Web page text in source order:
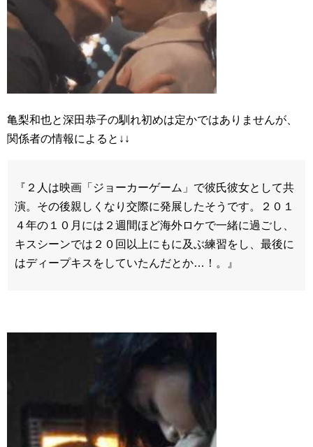
亀梨和也と深田恭子の馴れ初めは定かではありませんが、
関係者の情報によると↓↓
『２人は映画「ジョーカーゲーム」で彼氏彼女として共
演。その後親しくなり交際に発展したそうです。２０１
４年の１０月には２週間ほど海外ロケで一緒に過ごし、
キスシーンでは２０回以上にもに及ぶ練習をし、最後に
はディープキスをしていたんだとか…！。』